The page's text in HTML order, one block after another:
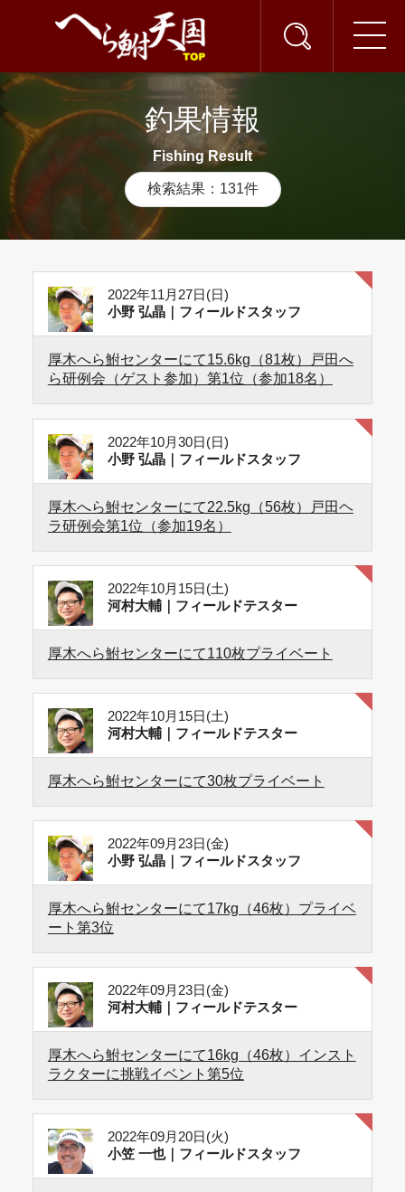
釣果情報
Fishing Result
検索結果：131件
2022年11月27日(日)
小野 弘晶｜フィールドスタッフ
厚木へら鮒センターにて15.6kg（81枚）戸田へ
ら研例会（ゲスト参加）第1位（参加18名）
2022年10月30日(日)
小野 弘晶｜フィールドスタッフ
厚木へら鮒センターにて22.5kg（56枚）戸田ヘ
ラ研例会第1位（参加19名）
2022年10月15日(土)
河村大輔｜フィールドテスター
厚木へら鮒センターにて110枚プライベート
2022年10月15日(土)
河村大輔｜フィールドテスター
厚木へら鮒センターにて30枚プライベート
2022年09月23日(金)
小野 弘晶｜フィールドスタッフ
厚木へら鮒センターにて17kg（46枚）プライベ
ート第3位
2022年09月23日(金)
河村大輔｜フィールドテスター
厚木へら鮒センターにて16kg（46枚）インスト
ラクターに挑戦イベント第5位
2022年09月20日(火)
小笠 一也｜フィールドスタッフ